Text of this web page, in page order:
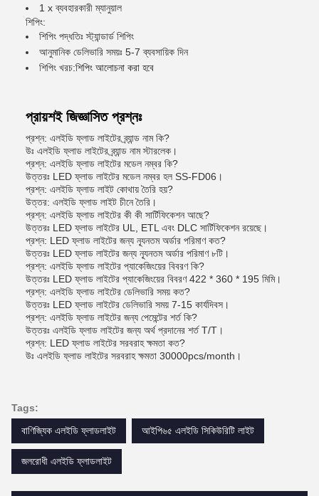
1 x ব্যবহারকারী ম্যানুয়াল
শিপিং:
শিপিং পদ্ধতিঃ স্ট্যান্ডার্ড শিপিং
আনুমানিক ডেলিভারি সময়ঃ 5-7 ব্যবসায়িক দিন
শিপিং খরচ:শিপিং আলোচনা করা হবে
প্রায়শই জিজ্ঞাসিত প্রশ্নঃ
প্রশ্ন: এলইডি ফ্লাড লাইটের ব্র্যান্ড নাম কি?
উঃ এলইডি ফ্লাড লাইটের ব্র্যান্ড নাম স্টারলেক।
প্রশ্ন: এলইডি ফ্লাড লাইটের মডেল নম্বর কি?
উত্তরঃ LED ফ্লাড লাইটের মডেল নম্বর হল SS-FD06।
প্রশ্ন: এলইডি ফ্লাড লাইট কোথায় তৈরি হয়?
উত্তর: এলইডি ফ্লাড লাইট চীনে তৈরি।
প্রশ্ন: এলইডি ফ্লাড লাইটের কী কী সার্টিফিকেশন আছে?
উত্তরঃ LED ফ্লাড লাইটের UL, ETL এবং DLC সার্টিফিকেশন রয়েছে।
প্রশ্ন: LED ফ্লাড লাইটের জন্য ন্যূনতম অর্ডার পরিমাণ কত?
উত্তরঃ LED ফ্লাড লাইটের জন্য ন্যূনতম অর্ডার পরিমাণ ৮টি।
প্রশ্ন: এলইডি ফ্লাড লাইটের প্যাকেজিংয়ের বিবরণ কি?
উত্তরঃ LED ফ্লাড লাইটের প্যাকেজিংয়ের বিবরণ 422 * 360 * 195 মিমি।
প্রশ্ন: এলইডি ফ্লাড লাইটের ডেলিভারি সময় কত?
উত্তরঃ LED ফ্লাড লাইটের ডেলিভারি সময় 7-15 কার্যদিবস।
প্রশ্ন: এলইডি ফ্লাড লাইটের জন্য পেমেন্টের শর্ত কি?
উত্তরঃ এলইডি ফ্লাড লাইটের জন্য অর্থ প্রদানের শর্ত T/T।
প্রশ্ন: LED ফ্লাড লাইটের সরবরাহ ক্ষমতা কত?
উঃ এলইডি ফ্লাড লাইটের সরবরাহ ক্ষমতা 30000pcs/month।
Tags:
বাণিজ্যিক এলইডি ফ্লাডলাইট
আইপি৬৫ এলইডি সিকিউরিটি লাইট
জলরোধী এলইডি ফ্লাডলাইট